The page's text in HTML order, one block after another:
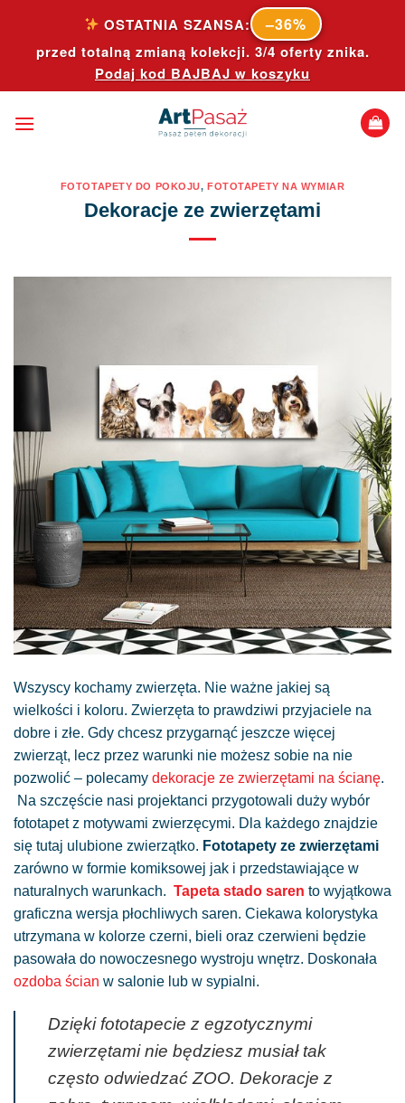
content
OSTATNIA SZANSA: –36%
przed totalną zmianą kolekcji. 3/4 oferty znika.
Podaj kod BAJBAJ w koszyku
FOTOTAPETY DO POKOJU,FOTOTAPETY NA WYMIAR
Dekoracje ze zwierzętami
Wszyscy kochamy zwierzęta. Nie ważne jakiej są
wielkości i koloru. Zwierzęta to prawdziwi przyjaciele na
dobre i złe. Gdy chcesz przygarnąć jeszcze więcej
zwierząt, lecz przez warunki nie możesz sobie na nie
pozwolić – polecamy dekoracje ze zwierzętami na ścianę.
Na szczęście nasi projektanci przygotowali duży wybór
fototapet z motywami zwierzęcymi. Dla każdego znajdzie
się tutaj ulubione zwierzątko. Fototapety ze zwierzętami
zarówno w formie komiksowej jak i przedstawiające w
naturalnych warunkach. Tapeta stado saren to wyjątkowa
graficzna wersja płochliwych saren. Ciekawa kolorystyka
utrzymana w kolorze czerni, bieli oraz czerwieni będzie
pasowała do nowoczesnego wystroju wnętrz. Doskonała
ozdoba ścian w salonie lub w sypialni.
Dzięki fototapecie z egzotycznymi
zwierzętami nie będziesz musiał tak
często odwiedzać ZOO. Dekoracje z